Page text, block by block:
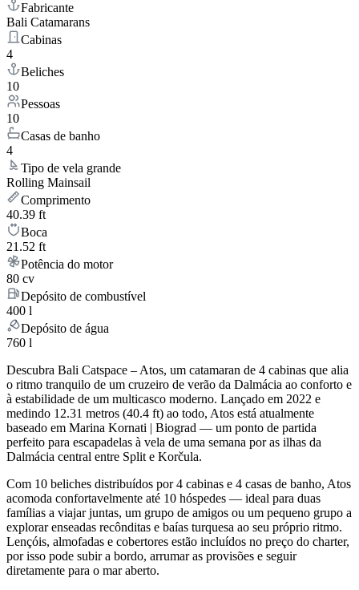
Fabricante
Bali Catamarans
Cabinas
4
Beliches
10
Pessoas
10
Casas de banho
4
Tipo de vela grande
Rolling Mainsail
Comprimento
40.39 ft
Boca
21.52 ft
Potência do motor
80 cv
Depósito de combustível
400 l
Depósito de água
760 l
Descubra Bali Catspace – Atos, um catamaran de 4 cabinas que alia
o ritmo tranquilo de um cruzeiro de verão da Dalmácia ao conforto e
à estabilidade de um multicasco moderno. Lançado em 2022 e
medindo 12.31 metros (40.4 ft) ao todo, Atos está atualmente
baseado em Marina Kornati | Biograd — um ponto de partida
perfeito para escapadelas à vela de uma semana por as ilhas da
Dalmácia central entre Split e Korčula.
Com 10 beliches distribuídos por 4 cabinas e 4 casas de banho, Atos
acomoda confortavelmente até 10 hóspedes — ideal para duas
famílias a viajar juntas, um grupo de amigos ou um pequeno grupo a
explorar enseadas recônditas e baías turquesa ao seu próprio ritmo.
Lençóis, almofadas e cobertores estão incluídos no preço do charter,
por isso pode subir a bordo, arrumar as provisões e seguir
diretamente para o mar aberto.